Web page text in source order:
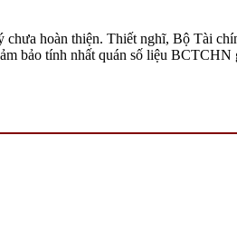
hoàn thiện. Thiết nghĩ, Bộ Tài
bảo tính nhất quán số liệu